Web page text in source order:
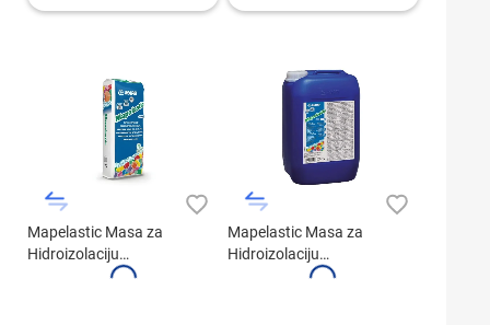
Mapelastic Masa za
Hidroizolaciju
Dvokomponentna -
Mapelastic Masa za
Hidroizolaciju
Dvokomponentna -